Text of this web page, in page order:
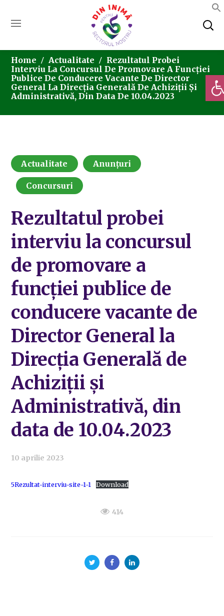
Home Actualitate
Rezultatul Probei
Interviu La Concursul De Promovare A Funcției
Publice De Conducere Vacante De Director
General La Direcția Generală De Achiziții Și
Administrativă, Din Data De 10.04.2023
Actualitate Anunțuri
Concursuri
Rezultatul probei
interviu la concursul
de promovare a
funcției publice de
conducere vacante de
Director General la
Direcția Generală de
Achiziții și
Administrativă, din
data de 10.04.2023
10 aprilie 2023
5Rezultat-interviu-site-1-1 Download
414